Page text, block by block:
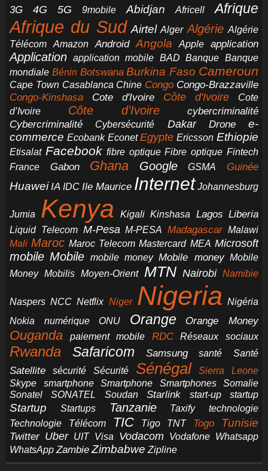
3G 4G 5G 9mobile Abidjan Africell Afrique
Afrique du Sud Airtel Alger Algérie Algérie
Télécom
Amazon Android Angola Apple application
Application application mobile BAD Banque Banque
mondiale Bénin Botswana Burkina Faso Cameroun
Cape Town Casablanca Chine Congo Congo-Brazzaville
Congo-Kinshasa Cote d'Ivoire Côte d'Ivoire
Cote
d’Ivoire
Côte d’Ivoire
cybercriminalité
Cybercriminalité
Cybersécurité Dakar Drone
e-
commerce Ecobank Econet Egypte Ericsson Ethiopie
Etisalat Facebook fibre optique Fibre optique Fintech
France
Gabon Ghana Google GSMA Guinée
Huawei IA IDC Ile Maurice Internet Johannesburg
Jumia Kenya Kigali Kinshasa Lagos Liberia
Liquid Telecom M-Pesa M-PESA Madagascar Malawi
Mali Maroc Maroc Telecom Mastercard MEA Microsoft
mobile Mobile mobile money Mobile money Mobile
Money Mobilis Moyen-Orient MTN Nairobi Namibie
Naspers NCC Netflix Niger Nigeria Nigéria
Nokia
numérique ONU Orange Orange Money
Ouganda paiement mobile RDC Réseaux sociaux
Rwanda Safaricom Samsung santé Santé
Satellite sécurité Sécurité Sénégal
Sierra Leone
Skype
smartphone Smartphone Smartphones
Somalie
Sonatel
SONATEL Soudan Starlink start-up startup
Startup Startups Tanzanie Taxify
technologie
Technologie
Télécom TIC Tigo TNT Togo Tunisie
Twitter Uber UIT Visa Vodacom Vodafone Whatsapp
WhatsApp Zambie Zimbabwe Zipline